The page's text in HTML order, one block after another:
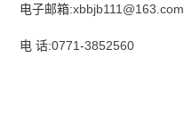
电子邮箱:xbbjb111@163.com
电 话:0771-3852560